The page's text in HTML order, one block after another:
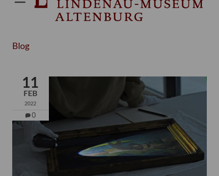
Blog
11
FEB
2022
0